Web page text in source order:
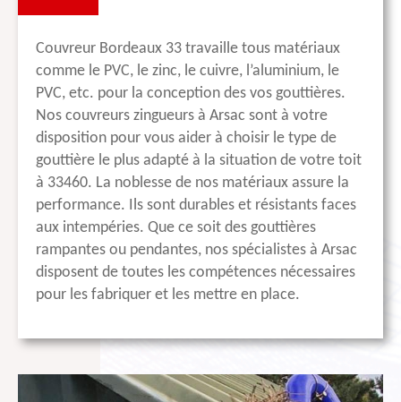
Couvreur Bordeaux 33 travaille tous matériaux
comme le PVC, le zinc, le cuivre, l’aluminium, le
PVC, etc. pour la conception des vos gouttières.
Nos couvreurs zingueurs à Arsac sont à votre
disposition pour vous aider à choisir le type de
gouttière le plus adapté à la situation de votre toit
à 33460. La noblesse de nos matériaux assure la
performance. Ils sont durables et résistants faces
aux intempéries. Que ce soit des gouttières
rampantes ou pendantes, nos spécialistes à Arsac
disposent de toutes les compétences nécessaires
pour les fabriquer et les mettre en place.